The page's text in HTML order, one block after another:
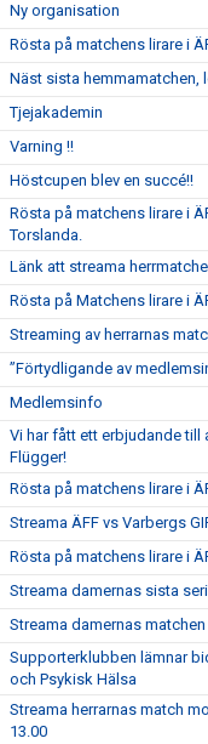
Ny organisation
Rösta på matchens lirare i
Näst sista hemmamatchen,
Tjejakademin
Varning !!
Höstcupen blev en succé!!
Rösta på matchens lirare i
Torslanda.
Länk att streama
Rösta på Matchens lirare i
Streaming av herrarnas
”Förtydligande av
Medlemsinfo
Vi har fått ett erbjudande till
Flügger!
Rösta på matchens lirare i
Streama ÄFF vs Varbergs
Rösta på matchens lirare i
Streama damernas sista
Streama damernas
Supporterklubben lämnar
och Psykisk Hälsa
Streama herrarnas match
13.00